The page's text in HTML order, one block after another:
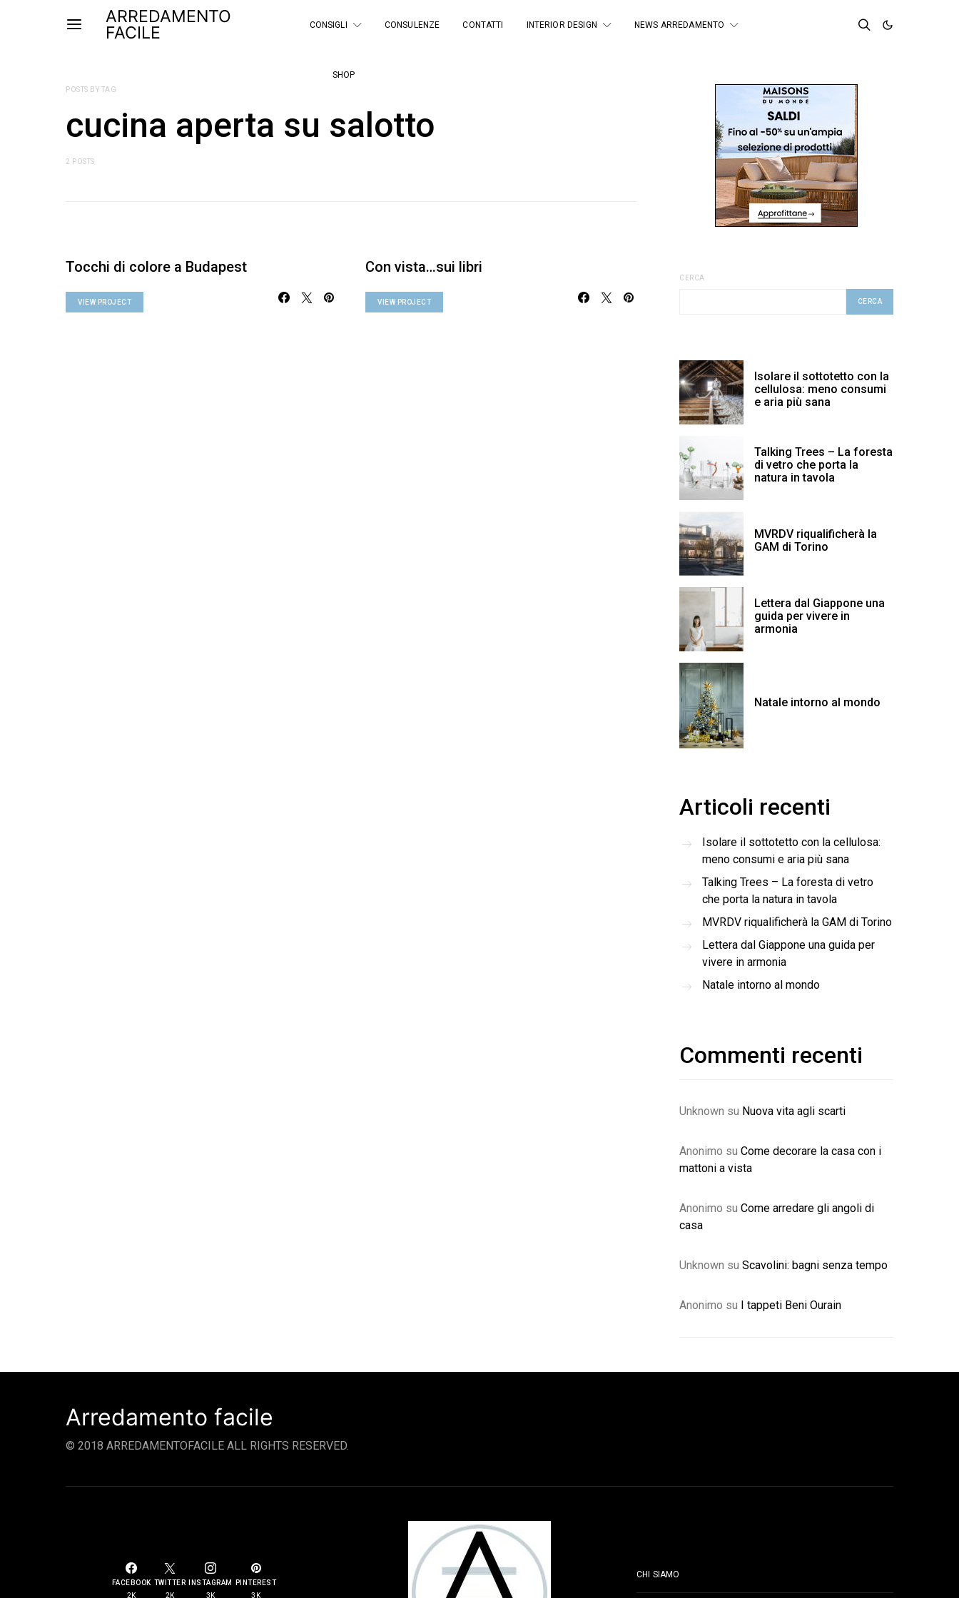
ARREDAMENTO
FACILE
CONSIGLI CONSULENZE CONTATTI INTERIOR DESIGN NEWS ARREDAMENTO
SHOP
POSTS BY TAG
cucina aperta su salotto
2 POSTS
Tocchi di colore a Budapest
VIEW PROJECT
Con vista…sui libri
VIEW PROJECT
CERCA
CERCA
Isolare il sottotetto con la
cellulosa: meno consumi
e aria più sana
Talking Trees – La foresta
di vetro che porta la
natura in tavola
MVRDV riqualificherà la
GAM di Torino
Lettera dal Giappone una
guida per vivere in
armonia
Natale intorno al mondo
Articoli recenti
Isolare il sottotetto con la cellulosa:
meno consumi e aria più sana
Talking Trees – La foresta di vetro
che porta la natura in tavola
MVRDV riqualificherà la GAM di Torino
Lettera dal Giappone una guida per
vivere in armonia
Natale intorno al mondo
Commenti recenti
Unknown su Nuova vita agli scarti
Anonimo su Come decorare la casa con i
mattoni a vista
Anonimo su Come arredare gli angoli di
casa
Unknown su Scavolini: bagni senza tempo
Anonimo su I tappeti Beni Ourain
Arredamento facile
© 2018 ARREDAMENTOFACILE ALL RIGHTS RESERVED.
FACEBOOK
2K
TWITTER
2K
INSTAGRAM
3K
PINTEREST
3K
CHI SIAMO